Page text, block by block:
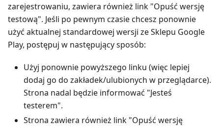
zarejestrowaniu, zawiera również link "Opuść wersję
testową". Jeśli po pewnym czasie chcesz ponownie
użyć aktualnej standardowej wersji ze Sklepu Google
Play, postępuj w następujący sposób:
Użyj ponownie powyższego linku (więc lepiej
dodaj go do zakładek/ulubionych w przeglądarce).
Strona nadal będzie informować "Jesteś
testerem".
Strona zawiera również link "Opuść wersję